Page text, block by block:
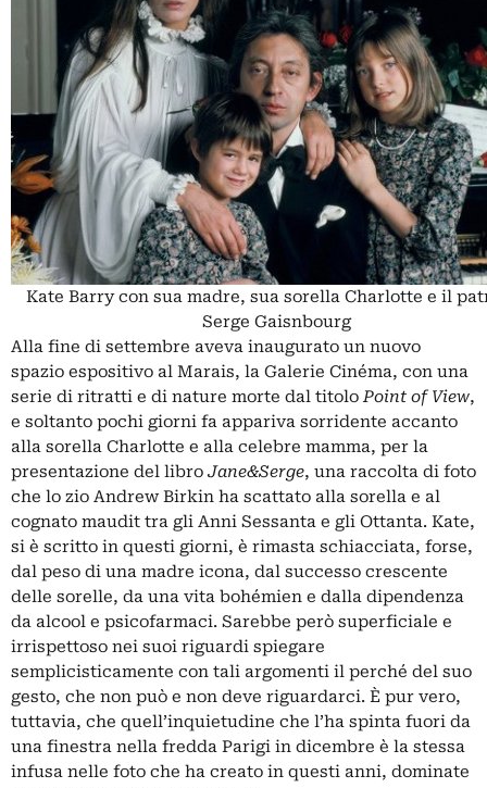
Kate Barry con sua madre, sua sorella Charlotte e il
Serge Gaisnbourg
Alla fine di settembre aveva inaugurato un nuovo
spazio espositivo al Marais, la Galerie Cinéma, con una
serie di ritratti e di nature morte dal titoloPoint of View,
e soltanto pochi giorni fa appariva sorridente accanto
alla sorella Charlotte e alla celebre mamma, per la
presentazione del libro Jane&Serge, una raccolta di foto
che lo zio Andrew Birkin ha scattato alla sorella e al
cognato maudit tra gli Anni Sessanta e gli Ottanta. Kate,
si è scritto in questi giorni, è rimasta schiacciata, forse,
dal peso di una madre icona, dal successo crescente
delle sorelle, da una vita bohémien e dalla dipendenza
da alcool e psicofarmaci. Sarebbe però superficiale e
irrispettoso nei suoi riguardi spiegare
semplicisticamente con tali argomenti il perché del suo
gesto, che non può e non deve riguardarci. È pur vero,
tuttavia, che quell’inquietudine che l’ha spinta fuori da
una finestra nella fredda Parigi in dicembre è la stessa
infusa nelle foto che ha creato in questi anni, dominate